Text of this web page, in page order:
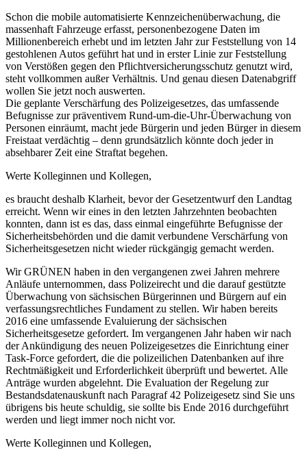
Schon die mobile automatisierte Kennzeichenüberwachung, die
massenhaft Fahrzeuge erfasst, personenbezogene Daten im
Millionenbereich erhebt und im letzten Jahr zur Feststellung von 14
gestohlenen Autos geführt hat und in erster Linie zur Feststellung
von Verstößen gegen den Pflichtversicherungsschutz genutzt wird,
steht vollkommen außer Verhältnis. Und genau diesen Datenabgriff
wollen Sie jetzt noch auswerten.
Die geplante Verschärfung des Polizeigesetzes, das umfassende
Befugnisse zur präventivem Rund-um-die-Uhr-Überwachung von
Personen einräumt, macht jede Bürgerin und jeden Bürger in diesem
Freistaat verdächtig – denn grundsätzlich könnte doch jeder in
absehbarer Zeit eine Straftat begehen.
Werte Kolleginnen und Kollegen,
es braucht deshalb Klarheit, bevor der Gesetzentwurf den Landtag
erreicht. Wenn wir eines in den letzten Jahrzehnten beobachten
konnten, dann ist es das, dass einmal eingeführte Befugnisse der
Sicherheitsbehörden und die damit verbundene Verschärfung von
Sicherheitsgesetzen nicht wieder rückgängig gemacht werden.
Wir GRÜNEN haben in den vergangenen zwei Jahren mehrere
Anläufe unternommen, dass Polizeirecht und die darauf gestützte
Überwachung von sächsischen Bürgerinnen und Bürgern auf ein
verfassungsrechtliches Fundament zu stellen. Wir haben bereits
2016 eine umfassende Evaluierung der sächsischen
Sicherheitsgesetze gefordert. Im vergangenen Jahr haben wir nach
der Ankündigung des neuen Polizeigesetzes die Einrichtung einer
Task-Force gefordert, die die polizeilichen Datenbanken auf ihre
Rechtmäßigkeit und Erforderlichkeit überprüft und bewertet. Alle
Anträge wurden abgelehnt. Die Evaluation der Regelung zur
Bestandsdatenauskunft nach Paragraf 42 Polizeigesetz sind Sie uns
übrigens bis heute schuldig, sie sollte bis Ende 2016 durchgeführt
werden und liegt immer noch nicht vor.
Werte Kolleginnen und Kollegen,